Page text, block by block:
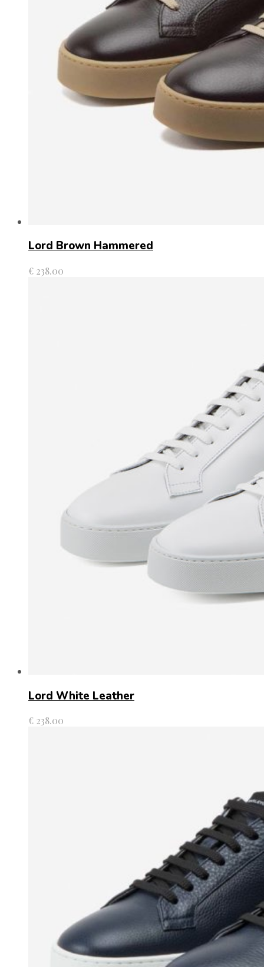
Lord Brown Hammered
€ 238.00
Lord White Leather
€ 238.00